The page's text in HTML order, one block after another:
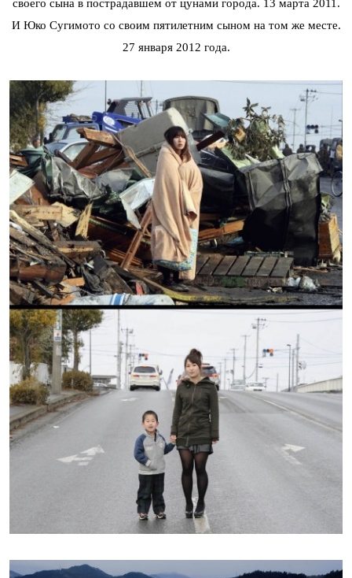
своего сына в пострадавшем от цунами города. 13 марта 2011.
И Юко Сугимото со своим пятилетним сыном на том же месте.
27 января 2012 года.